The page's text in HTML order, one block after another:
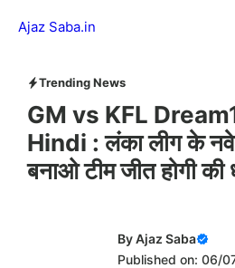
Ajaz Saba.in
Trending News
GM vs KFL
Hindi : लंका लीग के
बनाओ टीम जीत होगी की
ByAjaz Saba
Published on: 06/